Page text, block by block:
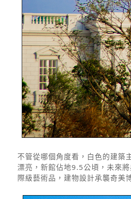
不管從哪個角度看，白色的建築
漂亮，新館佔地9.5公頃，未來
際級藝術品，建物設計承襲奇美